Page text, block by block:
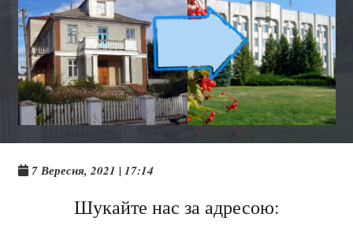
7 Вересня, 2021 | 17:14
Шукайте нас за адресою: